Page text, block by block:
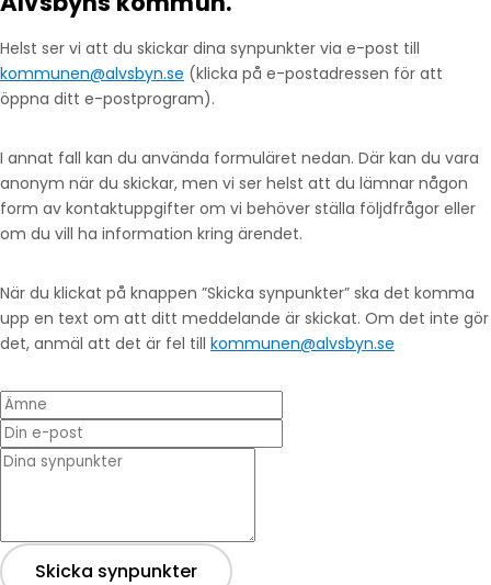
Helst ser vi att du skickar dina synpunkter via e-post till
kommunen@alvsbyn.se (klicka på e-postadressen för att
öppna ditt e-postprogram).
I annat fall kan du använda formuläret nedan. Där kan du vara
anonym när du skickar, men vi ser helst att du lämnar någon
form av kontaktuppgifter om vi behöver ställa följdfrågor eller
om du vill ha information kring ärendet.
När du klickat på knappen ”Skicka synpunkter” ska det komma
upp en text om att ditt meddelande är skickat. Om det inte gör
det, anmäl att det är fel till kommunen@alvsbyn.se
Ämne
Din e-post
* Dina synpunkter
Skicka synpunkter